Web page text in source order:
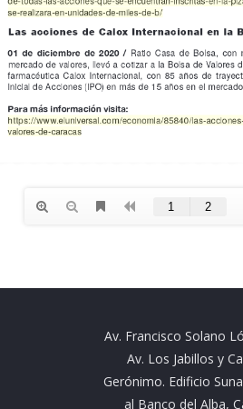
Av. Francisco Solano
Av. Los Jabillos y
Gerónimo. Edificio
al Banco del Alba,